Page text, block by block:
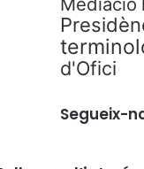
d'Ofici
Segueix-